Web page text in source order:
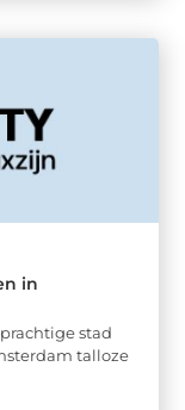
in
stad
talloze